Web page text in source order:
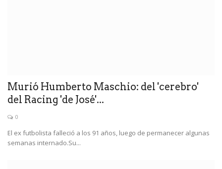
Murió Humberto Maschio: del 'cerebro'
del Racing 'de José'...
0
El ex futbolista falleció a los 91 años, luego de permanecer algunas
semanas internado.Su...